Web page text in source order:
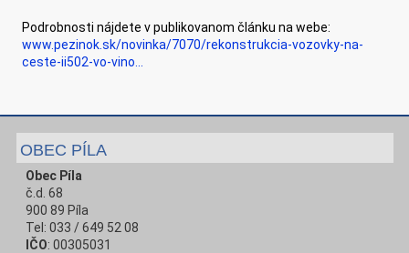
Podrobnosti nájdete v publikovanom článku na webe:
www.pezinok.sk/novinka/7070/rekonstrukcia-vozovky-na-
ceste-ii502-vo-vino...
OBEC PÍLA
Obec Píla
č.d. 68
900 89 Píla
Tel: 033 / 649 52 08
IČO: 00305031